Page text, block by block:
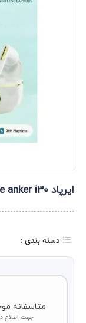
ایرپاد Airpod soundcore anker i30
دسته بندی :
متاسفانه
جهت اطلاع